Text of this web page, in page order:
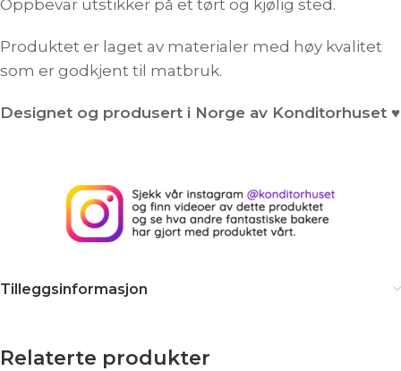
Oppbevar utstikker på et tørt og kjølig sted.
Produktet er laget av materialer med høy kvalitet
som er godkjent til matbruk.
Designet og produsert i Norge av Konditorhuset ♥
Tilleggsinformasjon
Relaterte produkter